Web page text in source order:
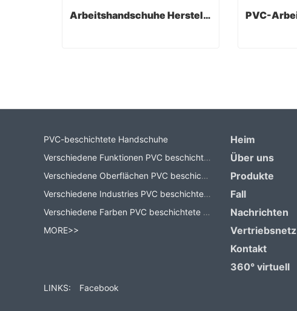
Arbeitshandschuhe Hersteller
PVC-beschichtete Handschuhe
Verschiedene Funktionen PVC beschichtete Handschuhe
Verschiedene Oberflächen PVC beschichtete Handschuhe
Verschiedene Industries PVC beschichtete Handschuhe
Verschiedene Farben PVC beschichtete Handschuhe
MORE>>
Heim
Über uns
Produkte
Fall
Nachrichten
Vertriebsnetz
Kontakt
360° virtuell
LINKS: Facebook